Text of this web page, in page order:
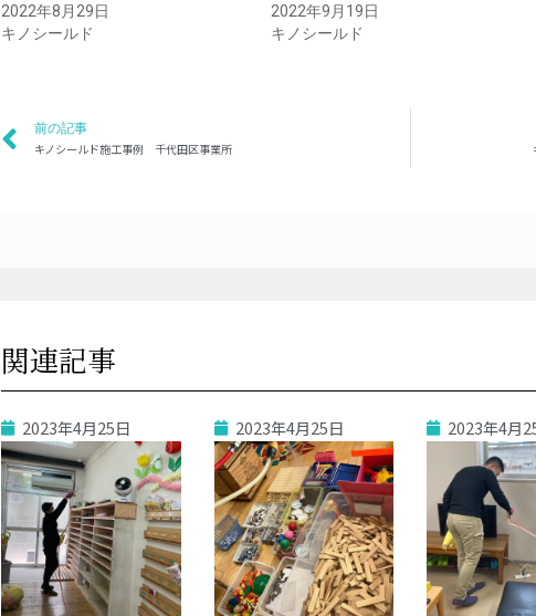
2022年8月29日
キノシールド
2022年9月19日
キノシールド
前の記事
キノシールド施工事例 千代田区事業所
関連記事
2023年4月25日 2023年4月25日 2023年4月